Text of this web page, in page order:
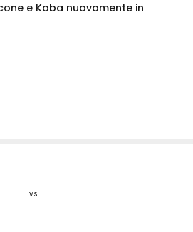
e Kaba nuovamente in
vs